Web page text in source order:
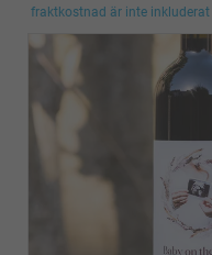
fraktkostnad är inte inkluderat